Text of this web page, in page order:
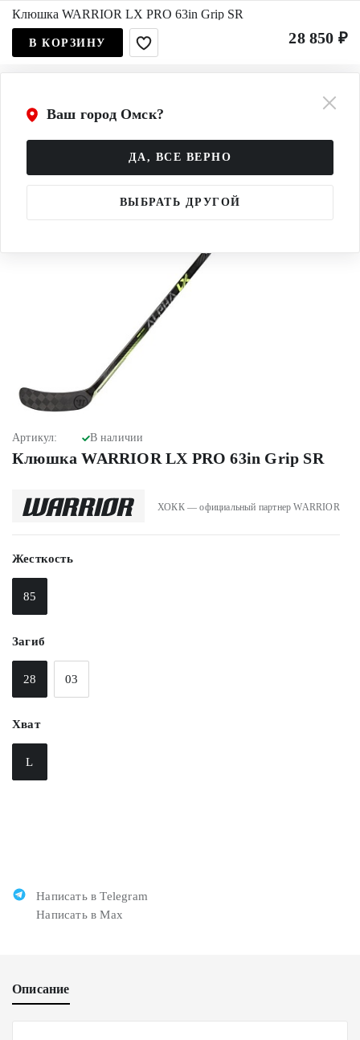
Ваш город Омск?
ДА, ВСЕ ВЕРНО
ВЫБРАТЬ ДРУГОЙ
Артикул: В наличии
Клюшка WARRIOR LX PRO 63in Grip SR
ХОКК — официальный партнер WARRIOR
Жесткость
85
Загиб
28 03
Хват
L
Написать в Telegram
Написать в Max
Описание
Клюшка WARRIOR LX PRO 63in Grip SR
28 850 ₽
В КОРЗИНУ